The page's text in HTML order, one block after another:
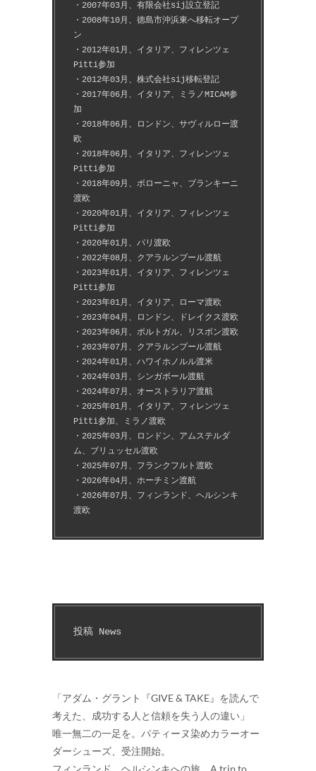
・2007年03月、有限会社sij設立登記
・2008年10月、徳島市沖浜東へ移転オープ
ン
・2012年01月、イタリア、フィレンツェ
Pitti参加
・2012年03月、株式会社sij移転登記
・2017年06月、イタリア、ミラノMICAM参
加
・2018年06月、ロンドン、サヴィルロー渡
欧
・2018年06月、イタリア、フィレンツェ
Pitti参加
・2018年09月、ボローニャ、ブランキーニ
渡欧
・2020年01月、イタリア、フィレンツェ
Pitti参加
・2020年01月、パリ渡欧
・2022年08月、クアラルンプール渡航
・2023年01月、イタリア、フィレンツェ
Pitti参加
・2023年01月、イタリア、ローマ渡欧
・2023年04月、ロンドン、ドレイクス渡欧
・2023年06月、ポルトガル、リスボン渡欧
・2023年07月、クアラルンプール渡航
・2024年01月、ハワイホノルル渡米
・2024年03月、シンガポール渡航
・2024年07月、オーストラリア渡航
・2025年01月、イタリア、フィレンツェ
Pitti参加、ミラノ渡欧
・2025年03月、ロンドン、アムステルダ
ム、ブリュッセル渡欧
・2025年07月、フランクフルト渡欧
・2026年04月、ホーチミン渡航
・2026年07月、フィンランド、ヘルシンキ
渡欧
投稿 News
「アダム・グラント『GIVE & TAKE』を読んで
考えた、成功する人と信頼を失う人の違い」
唯一無二の一足を。パティーヌ染めカラーオー
ダーシューズ、受注開始。